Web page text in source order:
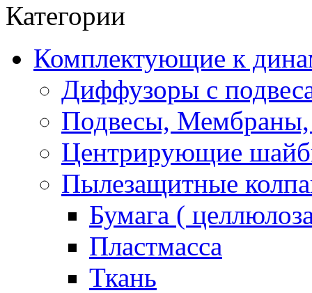
Категории
Комплектующие к
Диффузоры с
Подвесы,
Центрирующие
Пылезащитные
Бумага (
Пластмасса
Ткань